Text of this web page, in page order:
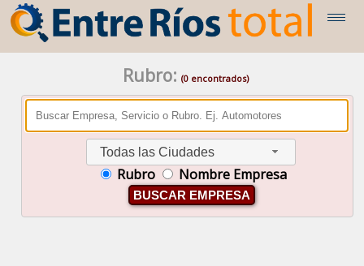
Rubro: (0 encontrados)
Todas las Ciudades
Rubro Nombre Empresa
BUSCAR EMPRESA